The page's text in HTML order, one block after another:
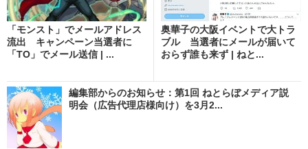
「モンスト」でメールアドレス
流出 キャンペーン当選者に
「TO」でメール送信 | ...
奥華子の大阪イベントで大トラ
ブル 当選者にメールが届いて
おらず誰も来ず | ねと...
編集部からのお知らせ：第1回 ねとらぼメディア説
明会（広告代理店様向け）を3月2...